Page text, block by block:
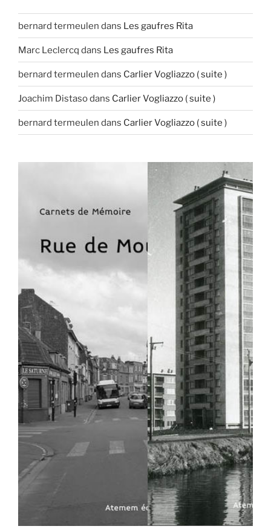
bernard termeulen dans Les gaufres Rita
Marc Leclercq dans Les gaufres Rita
bernard termeulen dans Carlier Vogliazzo ( suite )
Joachim Distasodans Carlier Vogliazzo ( suite )
bernard termeulen dans Carlier Vogliazzo ( suite )